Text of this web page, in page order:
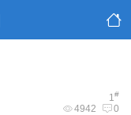
1#
4942 0